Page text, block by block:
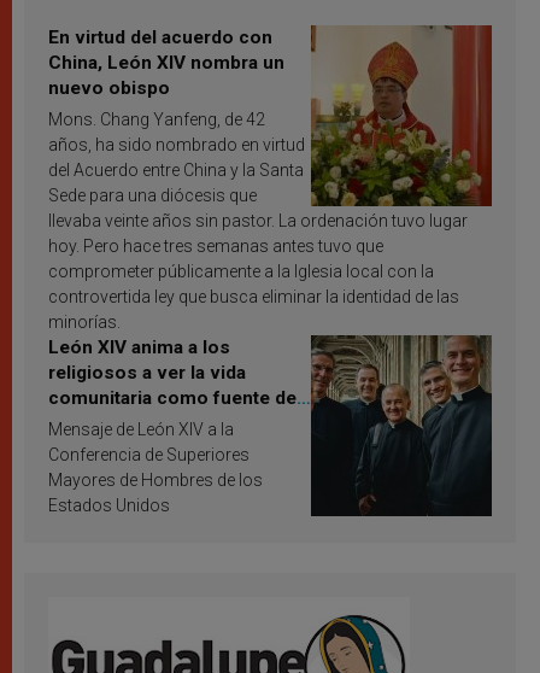
En virtud del acuerdo con
China, León XIV nombra un
nuevo obispo
Mons. Chang Yanfeng, de 42
años, ha sido nombrado en virtud
del Acuerdo entre China y la Santa
Sede para una diócesis que
llevaba veinte años sin pastor. La ordenación tuvo lugar
hoy. Pero hace tres semanas antes tuvo que
comprometer públicamente a la Iglesia local con la
controvertida ley que busca eliminar la identidad de las
minorías.
León XIV anima a los
religiosos a ver la vida
comunitaria como fuente de
inspiración y santificación
Mensaje de León XIV a la
Conferencia de Superiores
Mayores de Hombres de los
Estados Unidos